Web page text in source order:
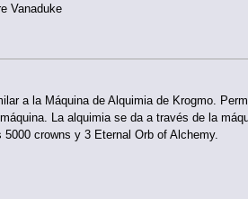
Vanaduke
a la Máquina de Alquimia de Krogmo.
La alquimia se da a través de la
crowns y 3 Eternal Orb of Alchemy.